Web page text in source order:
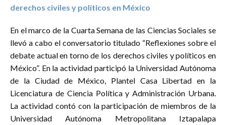
derechos civiles y políticos en México
En el marco de la Cuarta Semana de las Ciencias Sociales se
llevó a cabo el conversatorio titulado “Reflexiones sobre el
debate actual en torno de los derechos civiles y políticos en
México”. En la actividad participó la Universidad Autónoma
de la Ciudad de México, Plantel Casa Libertad en la
Licenciatura de Ciencia Política y Administración Urbana.
La actividad contó con la participación de miembros de la
Universidad Autónoma Metropolitana Iztapalapa